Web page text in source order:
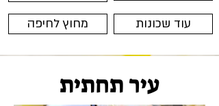
עוד שכונות מחוץ לחיפה
עיר תחתית